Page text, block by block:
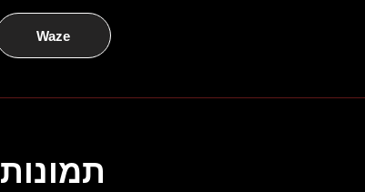
Waze
תמונות